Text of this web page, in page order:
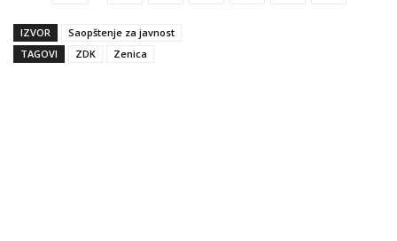
IZVOR
Saopštenje za javnost
TAGOVI
ZDK Zenica